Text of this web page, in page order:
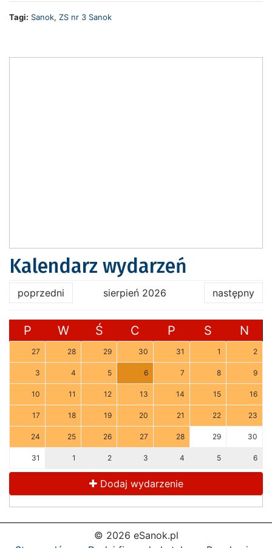
Tagi: Sanok, ZS nr 3 Sanok
Kalendarz wydarzeń
poprzedni sierpień 2026 następny
P W Ś C P S N
27 28 29 30 31 1 2
3 4 5 6 7 8 9
10 11 12 13 14 15 16
17 18 19 20 21 22 23
24 25 26 27 28 29 30
31 1 2 3 4 5 6
Dodaj wydarzenie
© 2026 eSanok.pl